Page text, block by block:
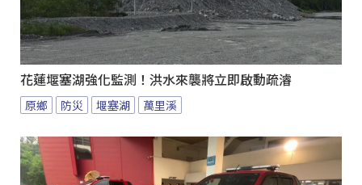
花蓮堰塞湖強化監測！洪水來襲將立即啟動疏濬
原鄉 防災 堰塞湖 萬里溪